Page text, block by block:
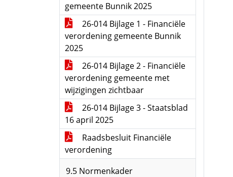
gemeente Bunnik 2025
26-014 Bijlage 1 - Financiële
verordening gemeente Bunnik
2025
26-014 Bijlage 2 - Financiële
verordening gemeente met
wijzigingen zichtbaar
26-014 Bijlage 3 - Staatsblad
16 april 2025
Raadsbesluit Financiële
verordening
9.5 Normenkader